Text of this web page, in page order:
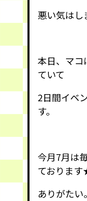
悪い気は
本日、マコ
ていて
2日間イベ
す。
今月7月は
ておりま
ありがたい。